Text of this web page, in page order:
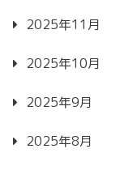
2025年11月
2025年10月
2025年9月
2025年8月